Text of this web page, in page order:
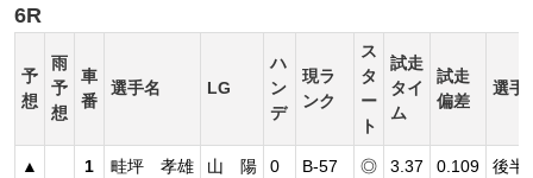
6R
予
想
雨
予
想
車
番
選手名 LG
ハ
ン
デ
現ラ
ンク
ス
タ
ー
ト
試走
タイ
ム
試走
偏差
選手
▲ 1 畦坪 孝雄 山 陽 0 B-57 ◎ 3.37 0.109 後半